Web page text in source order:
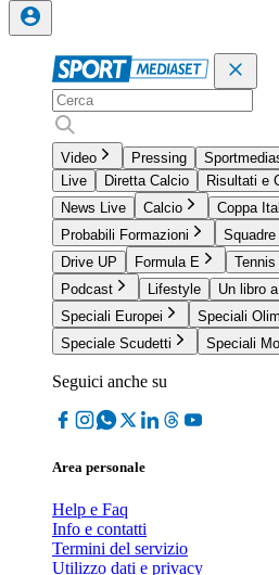
Video Pressing
Live
Diretta Calcio
Risultati e
News Live
Calcio Coppa
Probabili Formazioni
Squadre
Drive UP
Formula E Tennis
Podcast
Lifestyle
Un libro
Speciali Europei
Speciali
Speciale Scudetti
Speciali
Seguici anche su
Area personale
Help e Faq
Info e contatti
Termini del servizio
Utilizzo dati e privacy